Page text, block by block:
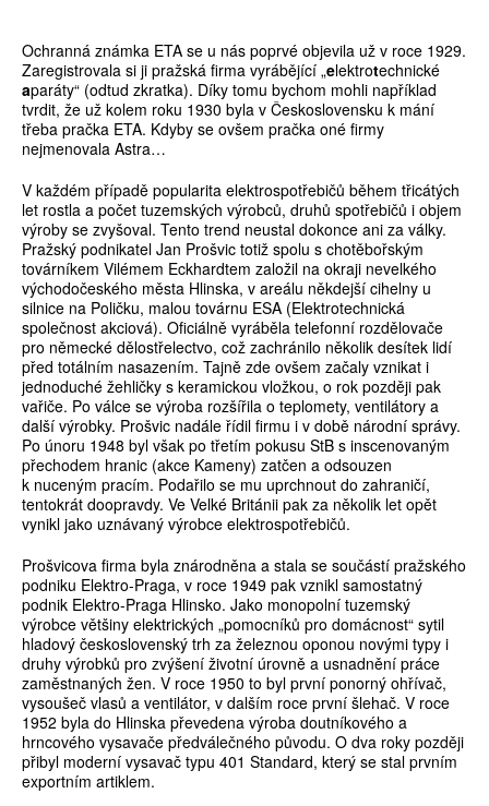
Ochranná známka ETA se u nás poprvé objevila už v roce 1929.
Zaregistrovala si ji pražská firma vyrábějící „elektrotechnické
aparáty“ (odtud zkratka). Díky tomu bychom mohli například
tvrdit, že už kolem roku 1930 byla v Československu k mání
třeba pračka ETA. Kdyby se ovšem pračka oné firmy
nejmenovala Astra…
V každém případě popularita elektrospotřebičů během třicátých
let rostla a počet tuzemských výrobců, druhů spotřebičů i objem
výroby se zvyšoval. Tento trend neustal dokonce ani za války.
Pražský podnikatel Jan Prošvic totiž spolu s chotěbořským
továrníkem Vilémem Eckhardtem založil na okraji nevelkého
východočeského města Hlinska, v areálu někdejší cihelny u
silnice na Poličku, malou továrnu ESA (Elektrotechnická
společnost akciová). Oficiálně vyráběla telefonní rozdělovače
pro německé dělostřelectvo, což zachránilo několik desítek lidí
před totálním nasazením. Tajně zde ovšem začaly vznikat i
jednoduché žehličky s keramickou vložkou, o rok později pak
vařiče. Po válce se výroba rozšířila o teplomety, ventilátory a
další výrobky. Prošvic nadále řídil firmu i v době národní správy.
Po únoru 1948 byl však po třetím pokusu StB s inscenovaným
přechodem hranic (akce Kameny) zatčen a odsouzen
k nuceným pracím. Podařilo se mu uprchnout do zahraničí,
tentokrát doopravdy. Ve Velké Británii pak za několik let opět
vynikl jako uznávaný výrobce elektrospotřebičů.
Prošvicova firma byla znárodněna a stala se součástí pražského
podniku Elektro-Praga, v roce 1949 pak vznikl samostatný
podnik Elektro-Praga Hlinsko. Jako monopolní tuzemský
výrobce většiny elektrických „pomocníků pro domácnost“ sytil
hladový československý trh za železnou oponou novými typy i
druhy výrobků pro zvýšení životní úrovně a usnadnění práce
zaměstnaných žen. V roce 1950 to byl první ponorný ohřívač,
vysoušeč vlasů a ventilátor, v dalším roce první šlehač. V roce
1952 byla do Hlinska převedena výroba doutníkového a
hrncového vysavače předválečného původu. O dva roky později
přibyl moderní vysavač typu 401 Standard, který se stal prvním
exportním artiklem.